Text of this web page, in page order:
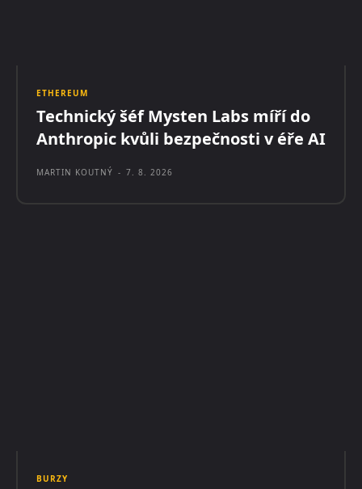
ETHEREUM
Technický šéf Mysten Labs míří do
Anthropic kvůli bezpečnosti v éře AI
MARTIN KOUTNÝ - 7. 8. 2026
BURZY